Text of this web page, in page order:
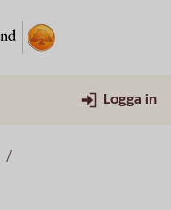
Logga in